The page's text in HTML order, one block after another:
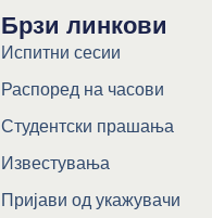
Брзи линкови
Испитни сесии
Распоред на часови
Студентски прашања
Известувања
Пријави од укажувачи